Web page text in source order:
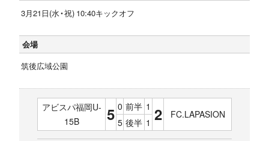
3月21日(水・祝) 10:40キックオフ
会場
筑後広域公園
アビスパ福岡U-
15B
5 0 前半 1 2 FC.LAPASION
5 後半 1